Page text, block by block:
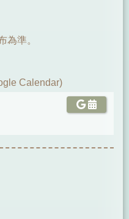
為準。
Calendar)